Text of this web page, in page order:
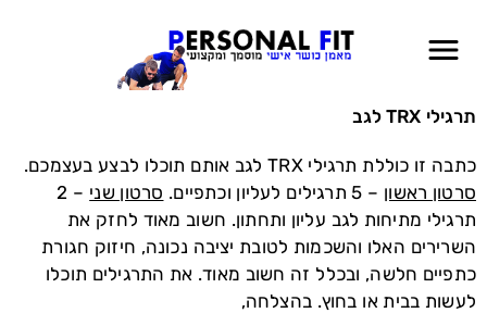
תרגילי TRX לגב
כתבה זו כוללת תרגילי TRX לגב אותם תוכלו לבצע בעצמכם.
סרטון ראשון – 5 תרגילים לעליון וכתפיים. סרטון שני
– 2
תרגילי מתיחות לגב עליון ותחתון. חשוב מאוד לחזק את
השרירים האלו והשכמות לטובת יציבה נכונה, חיזוק חגורת
כתפיים חלשה, ובכלל זה חשוב מאוד. את התרגילים תוכלו
לעשות בבית או בחוץ. בהצלחה,